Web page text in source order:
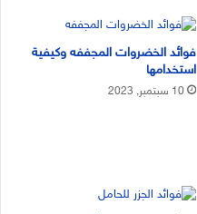
فوائد الخضروات المجففه وكيفية
استخدامها
10 سبتمبر, 2023